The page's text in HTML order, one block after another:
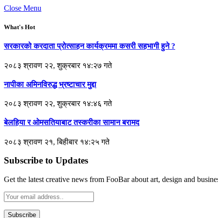
Close Menu
What's Hot
सरकारको करदाता प्रोत्साहन कार्यक्रममा कसरी सहभागी हुने ?
२०८३ श्रावण २२, शुक्रबार १४:२७ गते
नापीका अमिनविरुद्ध भ्रष्टाचार मुद्दा
२०८३ श्रावण २२, शुक्रबार १४:४६ गते
बेलहिया र ओमसतियाबाट तस्करीका सामान बरामद
२०८३ श्रावण २१, बिहीबार १४:२५ गते
Subscribe to Updates
Get the latest creative news from FooBar about art, design and